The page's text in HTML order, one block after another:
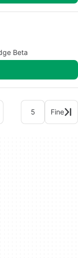
Beta
5 Fine